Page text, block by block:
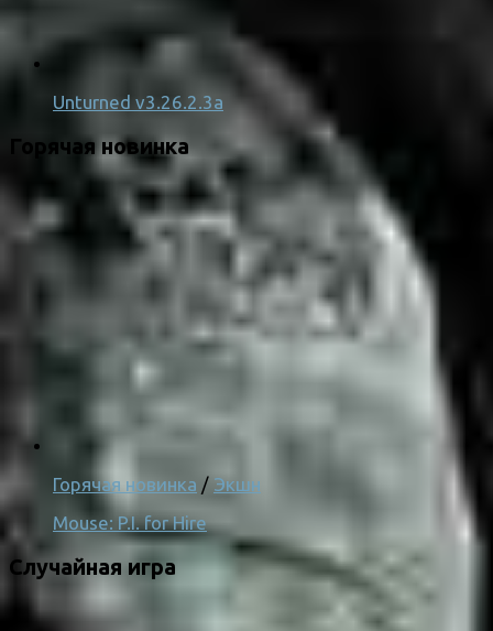
Unturned v3.26.2.3a
Горячая новинка
Горячая новинка / Экшн
Mouse: P.I. for Hire
Случайная игра